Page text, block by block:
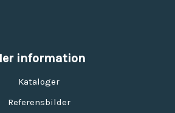
information
Kataloger
Referensbilder